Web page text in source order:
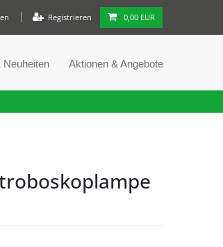
Registrieren 0,00 EUR
Neuheiten Aktionen & Angebote